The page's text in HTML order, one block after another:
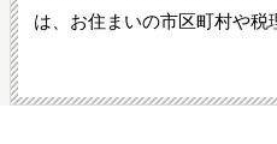
は、お住まいの市区町村や税